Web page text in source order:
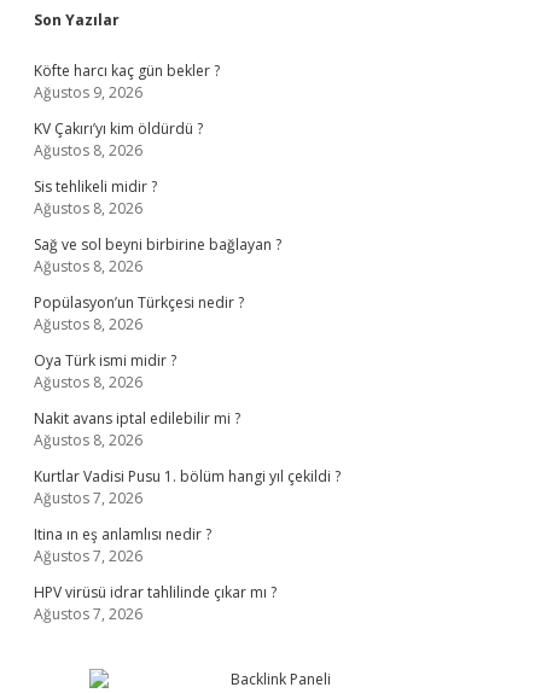
Sidebar
Son Yazılar
Köfte harcı kaç gün bekler ?
Ağustos 9, 2026
KV Çakırı’yı kim öldürdü ?
Ağustos 8, 2026
Sis tehlikeli midir ?
Ağustos 8, 2026
Sağ ve sol beyni birbirine bağlayan ?
Ağustos 8, 2026
Popülasyon’un Türkçesi nedir ?
Ağustos 8, 2026
Oya Türk ismi midir ?
Ağustos 8, 2026
Nakit avans iptal edilebilir mi ?
Ağustos 8, 2026
Kurtlar Vadisi Pusu 1. bölüm hangi yıl çekildi ?
Ağustos 7, 2026
Itina ın eş anlamlısı nedir ?
Ağustos 7, 2026
HPV virüsü idrar tahlilinde çıkar mı ?
Ağustos 7, 2026